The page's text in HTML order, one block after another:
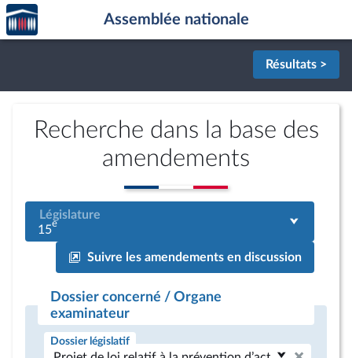
Aller au contenu
Aller en bas de la page
Accèder
à la
page
Assemblée nationale
Résultats >
Recherche dans la base des
amendements
Législature
15e
Suivre les amendements en discussion
Dossier concerné / Organe
examinateur
Dossier législatif